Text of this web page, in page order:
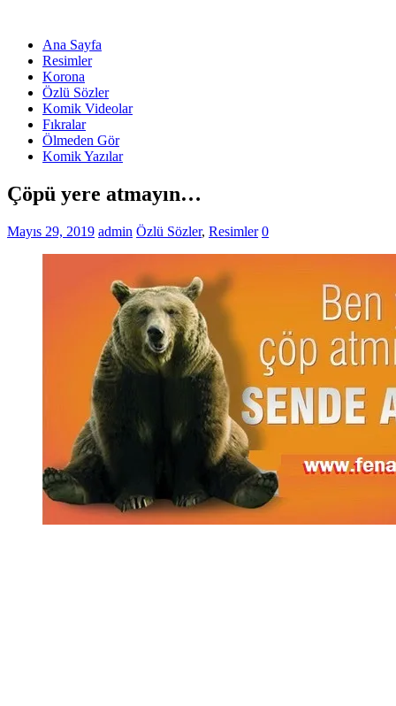
Ana Sayfa
Resimler
Korona
Özlü Sözler
Komik Videolar
Fıkralar
Ölmeden Gör
Komik Yazılar
Çöpü yere atmayın…
Mayıs 29, 2019 admin Özlü Sözler, Resimler 0